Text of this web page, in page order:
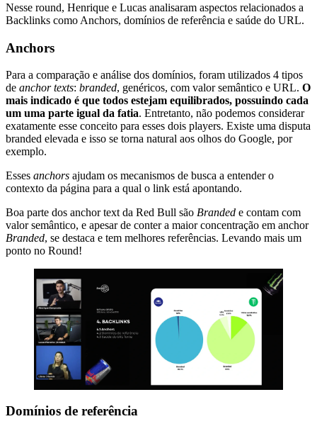
Nesse round, Henrique e Lucas analisaram aspectos relacionados a
Backlinks como Anchors, domínios de referência e saúde do URL.
Anchors
Para a comparação e análise dos domínios, foram utilizados 4 tipos
de anchor texts: branded, genéricos, com valor semântico e URL. O
mais indicado é que todos estejam equilibrados, possuindo cada
um uma parte igual da fatia. Entretanto, não podemos considerar
exatamente esse conceito para esses dois players. Existe uma disputa
branded elevada e isso se torna natural aos olhos do Google, por
exemplo.
Esses anchors ajudam os mecanismos de busca a entender o
contexto da página para a qual o link está apontando.
Boa parte dos anchor text da Red Bull são Branded e contam com
valor semântico, e apesar de conter a maior concentração em anchor
Branded, se destaca e tem melhores referências. Levando mais um
ponto no Round!
Domínios de referência